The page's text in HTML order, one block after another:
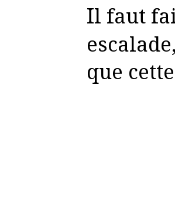
Il faut faire attention lors de cette
que